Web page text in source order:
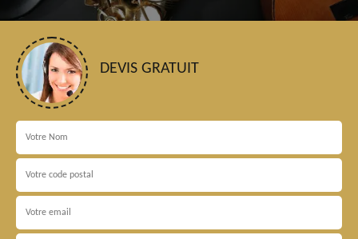
DEVIS GRATUIT